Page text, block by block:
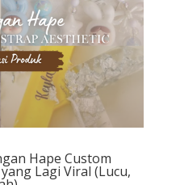
Hape Custom
Lagi Viral (Lucu,